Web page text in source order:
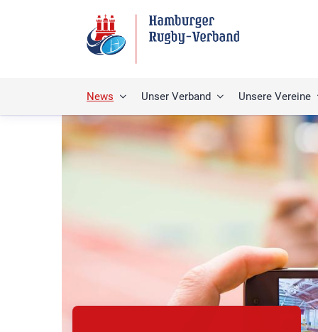
News Unser Verband Unsere Vereine